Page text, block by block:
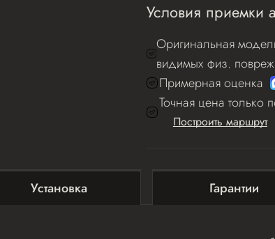
Условия приемки
Оригинальная
видимых физ.
Примерная оценка
Точная цена только
Построить маршрут
Установка Гарантии